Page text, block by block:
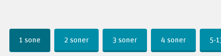
Pris
1 sone
2 soner 3 soner 4 soner 5-